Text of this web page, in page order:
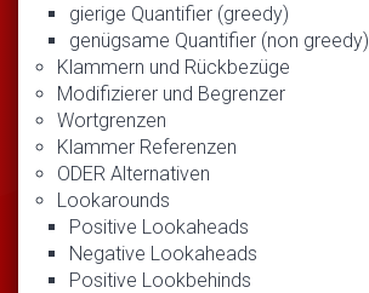
gierige Quantifier (greedy)
genügsame Quantifier (non greedy)
Klammern und Rückbezüge
Modifizierer und Begrenzer
Wortgrenzen
Klammer Referenzen
ODER Alternativen
Lookarounds
Positive Lookaheads
Negative Lookaheads
Positive Lookbehinds